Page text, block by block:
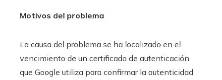
Motivos del problema
La causa del problema se ha localizado en el
vencimiento de un certificado de autenticación
que Google utiliza para confirmar la autenticidad